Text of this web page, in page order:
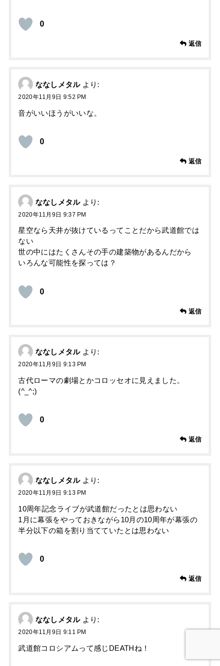
0
返信
ななしメタル より:
2020年11月9日 9:52 PM
音がいいほうがいいな。
0
返信
ななしメタル より:
2020年11月9日 9:37 PM
星空なら天井が抜けているってことだから武道館では
ない
世の中にはたくさんその手の建築物があるんだから
いろんな可能性を探っては？
0
返信
ななしメタル より:
2020年11月9日 9:13 PM
古代ローマの劇場とかコロッセオに見えました。
(^_^;)
0
返信
ななしメタル より:
2020年11月9日 9:13 PM
10周年記念ライブが武道館だったとは思わない
1月に幕張をやっておきながら10月の10周年が幕張の
半分以下の箱を割り当てていたとは思わない
0
返信
ななしメタル より:
2020年11月9日 9:11 PM
武道館コロシアムって感じDEATHね！